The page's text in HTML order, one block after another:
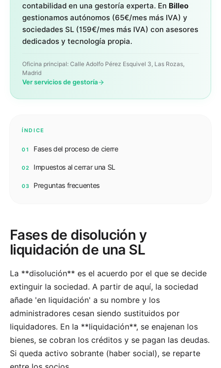
contabilidad en una gestoría experta. En Billeo
gestionamos autónomos (65€/mes más IVA) y
sociedades SL (159€/mes más IVA) con asesores
dedicados y tecnología propia.
Oficina principal: Calle Adolfo Pérez Esquivel 3, Las Rozas,
Madrid
Ver servicios de gestoría
ÍNDICE
01 Fases del proceso de cierre
02 Impuestos al cerrar una SL
03 Preguntas frecuentes
Fases de disolución y
liquidación de una SL
La **disolución** es el acuerdo por el que se decide
extinguir la sociedad. A partir de aquí, la sociedad
añade 'en liquidación' a su nombre y los
administradores cesan siendo sustituidos por
liquidadores. En la **liquidación**, se enajenan los
bienes, se cobran los créditos y se pagan las deudas.
Si queda activo sobrante (haber social), se reparte